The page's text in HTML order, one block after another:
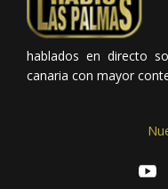
hablados en directo
canaria con mayor